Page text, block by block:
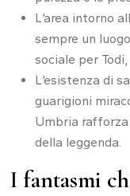
L’area intorno
sempre un
sociale per
L’esistenza di
guarigioni
Umbria rafforza
della leggenda.
I fantasmi